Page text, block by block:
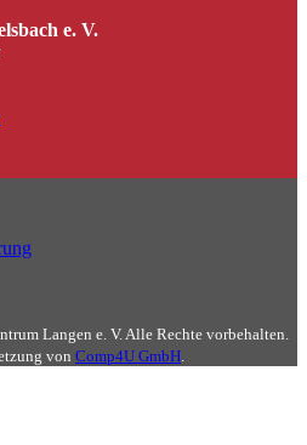
e. V.
Langen e. V. Alle Rechte vorbehalten.
von Comp4U GmbH